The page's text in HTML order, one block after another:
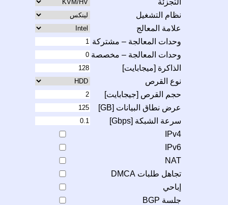
نظام التشغيل
علامة المعالج
وحدات المعالجة – مشتركة
وحدات المعالجة – مخصصة
الذاكرة [ميجابايت]
نوع القرص
حجم القرص [جيجابايت]
عرض نطاق البيانات [GB]
سرعة الشبكة [Gbps]
IPv4
IPv6
NAT
تجاهل طلبات DMCA
إباحي
جلسة BGP